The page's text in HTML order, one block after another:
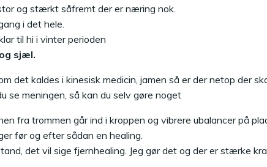
og stærkt såfremt der er næring nok.
i det hele.
til hi i vinter perioden
sjæl.
det kaldes i kinesisk medicin, jamen så er der netop der
se meningen, så kan du selv gøre noget
fra trommen går ind i kroppen og vibrere ubalancer på
før og efter sådan en healing.
det vil sige fjernhealing. Jeg gør det og der er stærke